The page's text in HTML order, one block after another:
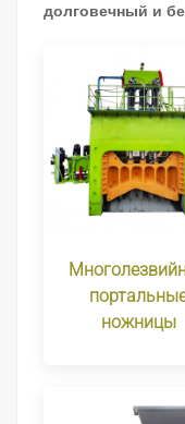
долговечный и
ножницы